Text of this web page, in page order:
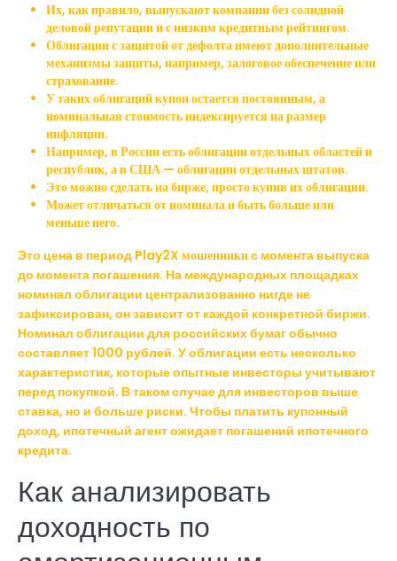
Их, как правило, выпускают компании без солидной
деловой репутации и с низким кредитным рейтингом.
Облигации с защитой от дефолта имеют дополнительные
механизмы защиты, например, залоговое обеспечение или
страхование.
У таких облигаций купон остается постоянным, а
номинальная стоимость индексируется на размер
инфляции.
Например, в России есть облигации отдельных областей и
республик, а в США — облигации отдельных штатов.
Это можно сделать на бирже, просто купив их облигации.
Может отличаться от номинала и быть больше или
меньше него.
Это цена в период Play2X мошенникис момента выпуска
до момента погашения. На международных площадках
номинал облигации централизованно нигде не
зафиксирован, он зависит от каждой конкретной биржи.
Номинал облигации для российских бумаг обычно
составляет 1000 рублей. У облигации есть несколько
характеристик, которые опытные инвесторы учитывают
перед покупкой. В таком случае для инвесторов выше
ставка, но и больше риски. Чтобы платить купонный
доход, ипотечный агент ожидает погашений ипотечного
кредита.
Как анализировать
доходность по